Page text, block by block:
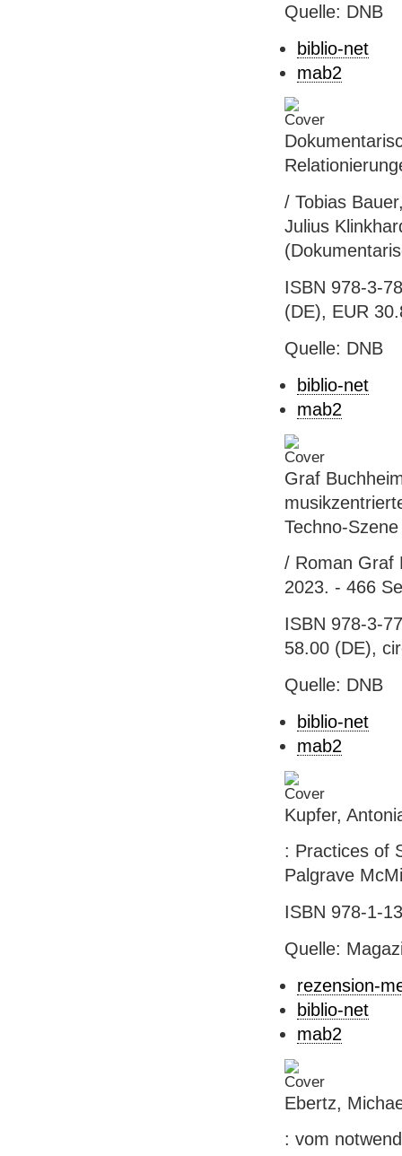
Quelle: DNB
biblio-net
mab2
/ Tobias
Julius
ISBN 978-3-
(DE), EUR
Quelle: DNB
biblio-net
mab2
Graf
Techno-Szene
/ Roman Graf
2023. - 466
ISBN 978-3-
58.00 (DE),
Quelle: DNB
biblio-net
mab2
Kupfer,
: Practices of
Palgrave
ISBN 978-1-
Quelle:
rezension-
biblio-net
mab2
Ebertz,
: vom